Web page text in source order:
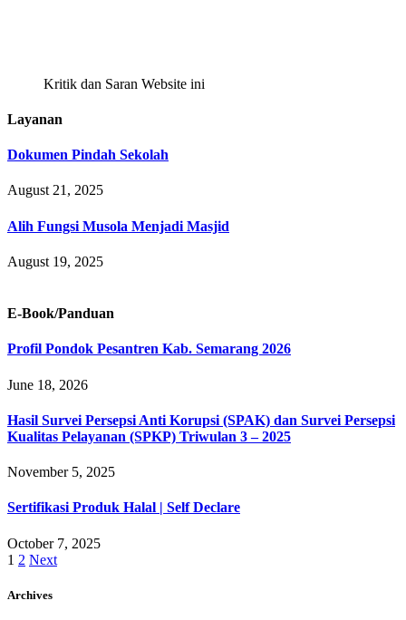
Kritik dan Saran Website ini
Layanan
Dokumen Pindah Sekolah
August 21, 2025
Alih Fungsi Musola Menjadi Masjid
August 19, 2025
E-Book/Panduan
Profil Pondok Pesantren Kab. Semarang 2026
June 18, 2026
Hasil Survei Persepsi Anti Korupsi (SPAK) dan Survei Persepsi
Kualitas Pelayanan (SPKP) Triwulan 3 – 2025
November 5, 2025
Sertifikasi Produk Halal | Self Declare
October 7, 2025
1 2 Next
Archives